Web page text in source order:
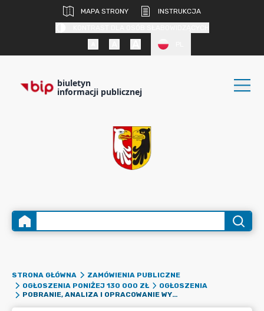
MAPA STRONY
INSTRUKCJA
biuletyn
informacji publicznej
STRONA GŁÓWNA
ZAMÓWIENIA PUBLICZNE
OGŁOSZENIA PONIŻEJ 130 000 ZŁ
OGŁOSZENIA
POBRANIE, ANALIZA I OPRACOWANIE WYNIKÓW PRÓBKI POPIOŁU Z PALENISKA W CELU POTWIERDZENIA BĄDŹ WYKLUCZENIA PODEJRZENIA SPALANIA ODPADÓW Z WYBRANYCH 30 POSESJI NA TERENIE GMINY RASZYN W PIĘCIU TURACH W 2023 R.